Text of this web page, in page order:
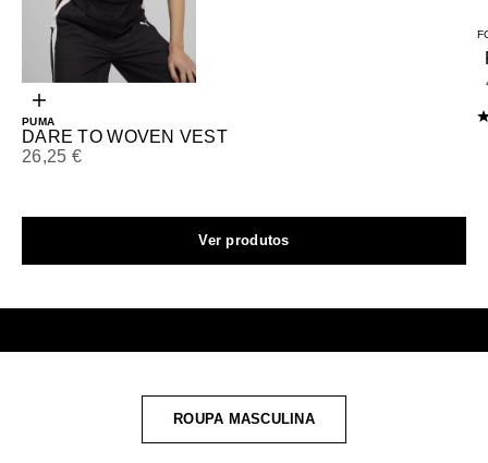
Escolhe opções
PUMA
DARE TO WOVEN VEST
Preço promocional
26,25 €
Ver produtos
ROUPA MASCULINA